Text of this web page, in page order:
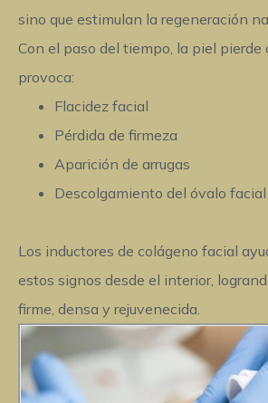
sino que estimulan la regeneración
Con el paso del tiempo, la piel pierde
provoca:
Flacidez facial
Pérdida de firmeza
Aparición de arrugas
Descolgamiento del óvalo facial
Los inductores de colágeno facial
estos signos desde el interior,
firme, densa y rejuvenecida.